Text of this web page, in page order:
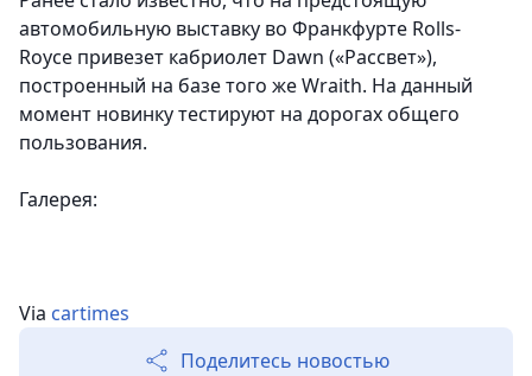
автомобильную выставку во Франкфурте Rolls-
Royce привезет кабриолет Dawn («Рассвет»),
построенный на базе того же Wraith. На данный
момент новинку тестируют на дорогах общего
пользования.
Галерея:
Via cartimes
Поделитесь новостью